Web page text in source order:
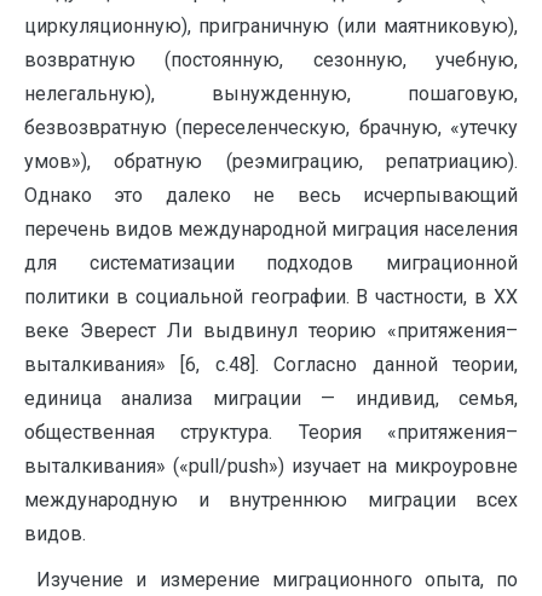
циркуляционную), приграничную (или маятниковую),
возвратную (постоянную, сезонную, учебную,
нелегальную), вынужденную, пошаговую,
безвозвратную (переселенческую, брачную, «утечку
умов»), обратную (реэмиграцию, репатриацию).
Однако это далеко не весь исчерпывающий
перечень видов международной миграция населения
для систематизации подходов миграционной
политики в социальной географии. В частности, в ХХ
веке Эверест Ли выдвинул теорию «притяжения–
выталкивания» [6, с.48]. Согласно данной теории,
единица анализа миграции — индивид, семья,
общественная структура. Теория «притяжения–
выталкивания» («pull/push») изучает на микроуровне
международную и внутреннюю миграции всех
видов.
Изучение и измерение миграционного опыта, по